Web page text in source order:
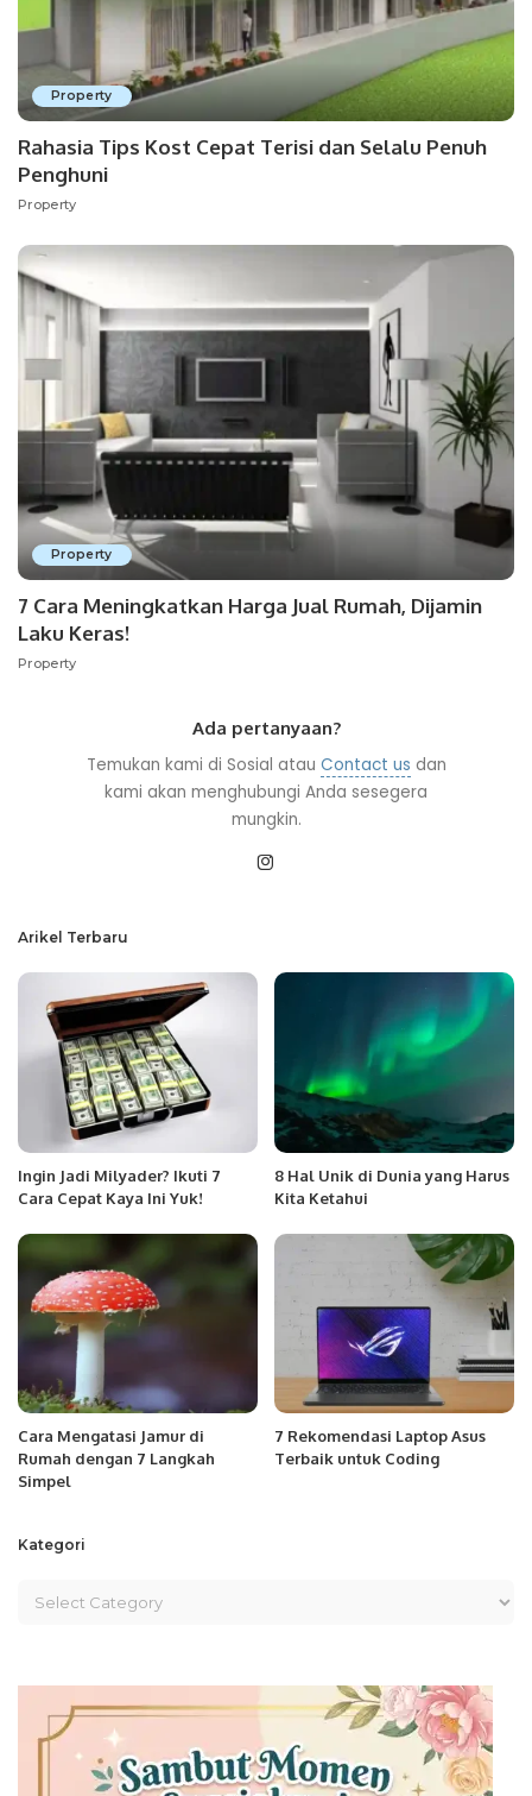
Property
Rahasia Tips Kost Cepat Terisi dan Selalu Penuh
Penghuni
Property
Property
7 Cara Meningkatkan Harga Jual Rumah, Dijamin
Laku Keras!
Property
Ada pertanyaan?
Temukan kami di Sosial atau Contact us dan
kami akan menghubungi Anda sesegera
mungkin.
Arikel Terbaru
Ingin Jadi Milyader? Ikuti 7
Cara Cepat Kaya Ini Yuk!
8 Hal Unik di Dunia yang Harus
Kita Ketahui
Cara Mengatasi Jamur di
Rumah dengan 7 Langkah
Simpel
7 Rekomendasi Laptop Asus
Terbaik untuk Coding
Kategori